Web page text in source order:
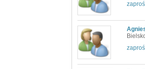
zaproś
zaproś